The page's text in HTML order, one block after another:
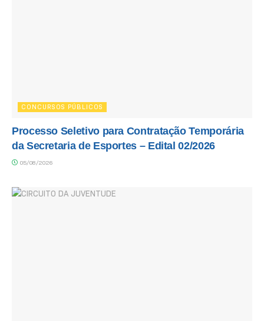
CONCURSOS PÚBLICOS
Processo Seletivo para Contratação Temporária
da Secretaria de Esportes – Edital 02/2026
05/08/2026